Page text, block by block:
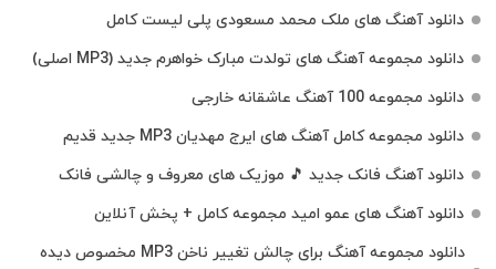
دانلود آهنگ های ملک‌ محمد مسعودی پلی لیست کامل
دانلود مجموعه آهنگ های تولدت مبارک خواهرم جدید (MP3 اصلی)
دانلود مجموعه 100 آهنگ عاشقانه خارجی
دانلود مجموعه کامل آهنگ های ایرج مهدیان MP3 جدید قدیم
دانلود آهنگ فانک جدید 🎵 موزیک‌ های معروف و چالشی فانک
دانلود آهنگ های عمو امید مجموعه کامل + پخش آنلاین
دانلود مجموعه آهنگ برای چالش تغییر ناخن MP3 مخصوص دیده